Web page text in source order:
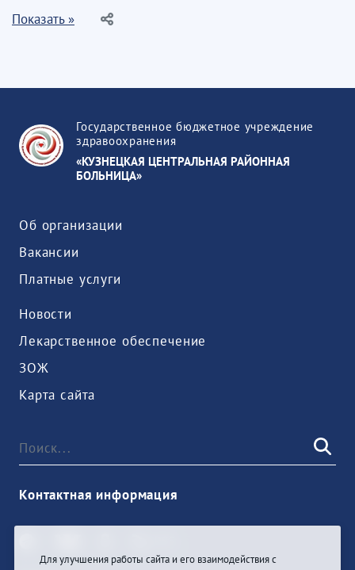
Показать »
Государственное бюджетное учреждение
здравоохранения
«КУЗНЕЦКАЯ ЦЕНТРАЛЬНАЯ РАЙОННАЯ
БОЛЬНИЦА»
Об организации
Вакансии
Платные услуги
Новости
Лекарственное обеспечение
ЗОЖ
Карта сайта
Контактная информация
Для улучшения работы сайта и его взаимодействия с